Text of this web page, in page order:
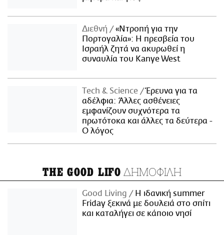
Διεθνή
«Ντροπή για την
Πορτογαλία»: Η πρεσβεία του
Ισραήλ ζητά να ακυρωθεί η
συναυλία του Kanye West
Τech & Science
Έρευνα για τα
αδέλφια: Άλλες ασθένειες
εμφανίζουν συχνότερα τα
πρωτότοκα και άλλες τα δεύτερα -
Ο λόγος
THE GOOD LIFO ΔΗΜΟΦΙΛΗ
Good Living
Η ιδανική summer
Friday ξεκινά με δουλειά στο σπίτι
και καταλήγει σε κάποιο νησί